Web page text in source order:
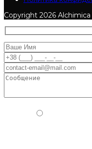
Copyright 2026